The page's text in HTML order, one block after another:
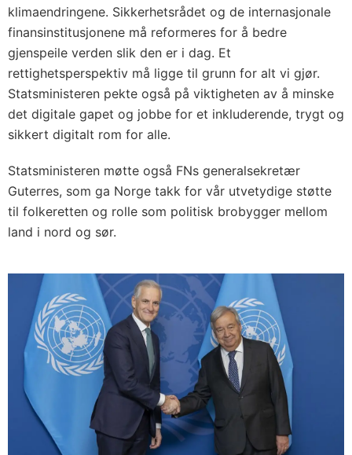
klimaendringene. Sikkerhetsrådet og de internasjonale
finansinstitusjonene må reformeres for å bedre
gjenspeile verden slik den er i dag. Et
rettighetsperspektiv må ligge til grunn for alt vi gjør.
Statsministeren pekte også på viktigheten av å minske
det digitale gapet og jobbe for et inkluderende, trygt og
sikkert digitalt rom for alle.
Statsministeren møtte også FNs generalsekretær
Guterres, som ga Norge takk for vår utvetydige støtte
til folkeretten og rolle som politisk brobygger mellom
land i nord og sør.